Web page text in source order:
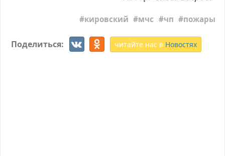
кировский мчс чп пожары
Поделиться: читайте нас в Новостях